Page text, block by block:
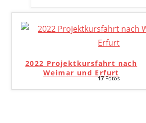
2022 Projektkursfahrt nach
Weimar und Erfurt
17Fotos